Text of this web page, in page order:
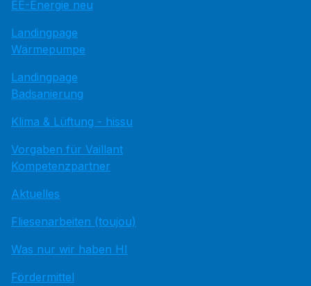
EE-Energie neu
Landingpage
Wärmepumpe
Landingpage
Badsanierung
Klima & Lüftung - hissu
Vorgaben für Vaillant
Kompetenzpartner
Aktuelles
Fliesenarbeiten (toujou)
Was nur wir haben HI
Fördermittel